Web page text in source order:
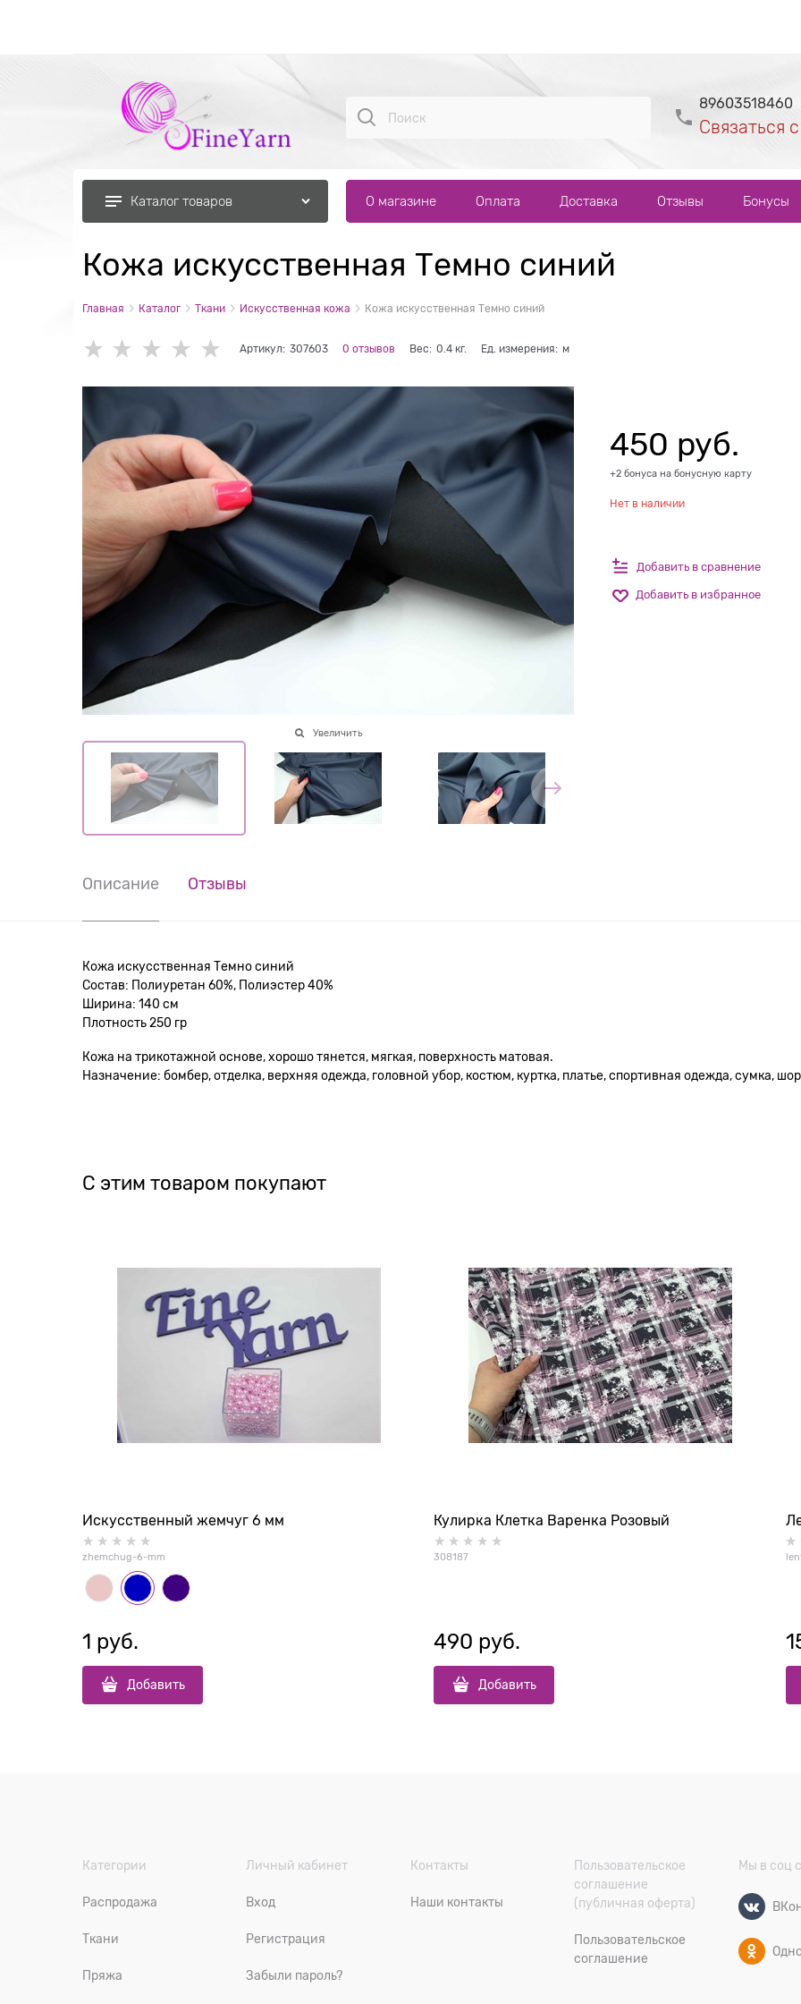
89603518460
Связаться
Каталог товаров О магазине Оплата Доставка Отзывы Бонусы
Кожа искусственная Темно синий
Главная Каталог Ткани Искусственная кожа Кожа искусственная Темно синий
Артикул: 307603 0 отзывов Вес: 0.4кг. Ед. измерения: м
Увеличить
450 руб.
+2 бонуса на бонусную карту
Нет в наличии
Добавить в сравнение
Добавить в избранное
Описание Отзывы
Кожа искусственная Темно синий
Состав: Полиуретан 60%, Полиэстер 40%
Ширина: 140 см
Плотность 250 гр
Кожа на трикотажной основе, хорошо тянется, мягкая, поверхность матовая.
Назначение: бомбер, отделка, верхняя одежда, головной убор, костюм, куртка, платье, спортивная одежда, сумка,
С этим товаром покупают
Искусственный жемчуг 6 мм
zhemchug-6-mm
1 руб.
Добавить
Кулирка Клетка Варенка Розовый
308187
490 руб.
Добавить
Категории
Распродажа
Ткани
Пряжа
Личный кабинет
Вход
Регистрация
Забыли пароль?
Контакты
Наши контакты
Пользовательское
соглашение
(публичная оферта)
Пользовательское
соглашение
Мы в соц